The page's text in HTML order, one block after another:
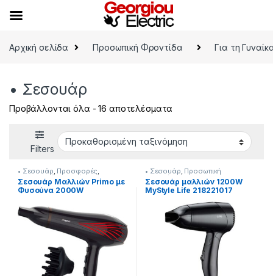
Αρχική σελίδα
Προσωπική Φροντίδα Για τη
• Σεσουάρ
Προβάλλονται όλα - 16 αποτελέσματα
Filters
• Σεσουάρ Προσφορές
Προσωπική Φροντίδα
Σεσουάρ Μαλλιών Primo με
Φυσούνα 2000W
• Σεσουάρ Προσωπική
Φροντίδα
Σεσουάρ μαλλιών 1200W
MyStyle Life 218221017